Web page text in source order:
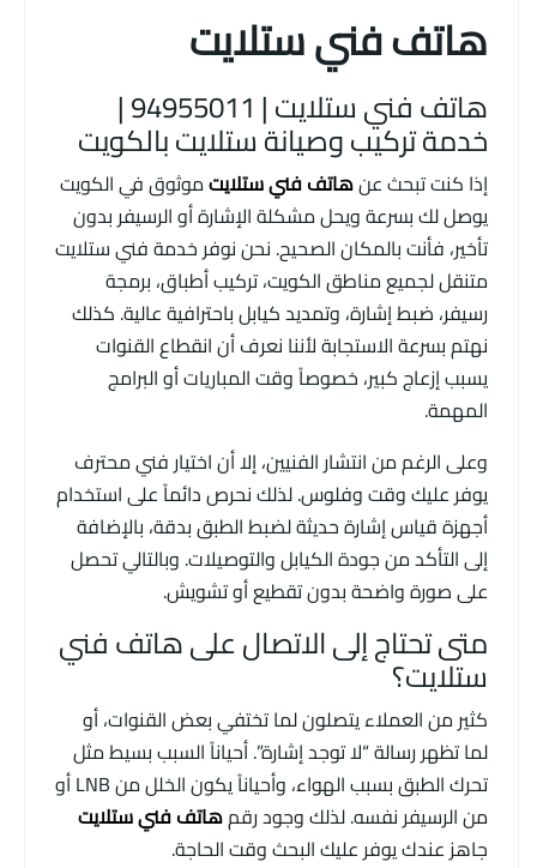
هاتف فني ستلايت
هاتف فني ستلايت | 94955011 |
خدمة تركيب وصيانة ستلايت بالكويت
إذا كنت تبحث عنهاتف فني ستلايتموثوق في الكويت
يوصل لك بسرعة ويحل مشكلة الإشارة أو الرسيفر بدون
تأخير، فأنت بالمكان الصحيح. نحن نوفر خدمة فني ستلايت
متنقل لجميع مناطق الكويت، تركيب أطباق، برمجة
رسيفر، ضبط إشارة، وتمديد كيابل باحترافية عالية. كذلك
نهتم بسرعة الاستجابة لأننا نعرف أن انقطاع القنوات
يسبب إزعاج كبير، خصوصاً وقت المباريات أو البرامج
المهمة.
وعلى الرغم من انتشار الفنيين، إلا أن اختيار فني محترف
يوفر عليك وقت وفلوس. لذلك نحرص دائماً على استخدام
أجهزة قياس إشارة حديثة لضبط الطبق بدقة، بالإضافة
إلى التأكد من جودة الكيابل والتوصيلات. وبالتالي تحصل
على صورة واضحة بدون تقطيع أو تشويش.
متى تحتاج إلى الاتصال على هاتف فني
ستلايت؟
كثير من العملاء يتصلون لما تختفي بعض القنوات، أو
لما تظهر رسالة “لا توجد إشارة”. أحياناً السبب بسيط مثل
تحرك الطبق بسبب الهواء، وأحياناً يكون الخلل من LNB أو
من الرسيفر نفسه. لذلك وجود رقمهاتف فني ستلايت
جاهز عندك يوفر عليك البحث وقت الحاجة.